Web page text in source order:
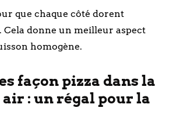
que chaque côté dorent
donne un meilleur aspect
homogène.
façon pizza dans la
: un régal pour la